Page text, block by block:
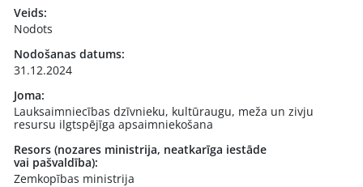
Veids:
Nodots
Nodošanas datums:
31.12.2024
Joma:
Lauksaimniecības dzīvnieku, kultūraugu, meža un zivju
resursu ilgtspējīga apsaimniekošana
Resors (nozares ministrija, neatkarīga iestāde
vai pašvaldība):
Zemkopības ministrija